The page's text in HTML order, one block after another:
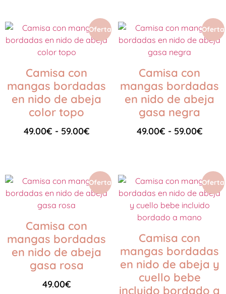
Oferta
Camisa con
mangas bordadas
en nido de abeja
color topo
49.00€ - 59.00€
Oferta
Camisa con
mangas bordadas
en nido de abeja
gasa negra
49.00€ - 59.00€
Oferta
Camisa con
mangas bordadas
en nido de abeja
gasa rosa
49.00€
Oferta
Camisa con
mangas bordadas
en nido de abeja y
cuello bebe
incluido bordado a